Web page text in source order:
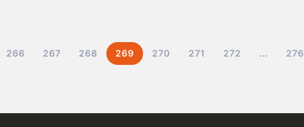
266 267 268 269 270 271 272 … 276